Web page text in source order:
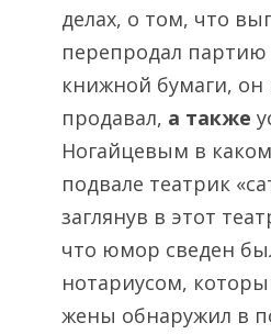
делах, о том, что
перепродал партию
книжной бумаги,
продавал, а также
Ногайцевым в
подвале театрик
заглянув в этот
что юмор сведен
нотариусом,
жены обнаружил в